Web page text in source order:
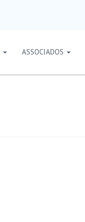
ASSOCIADOS